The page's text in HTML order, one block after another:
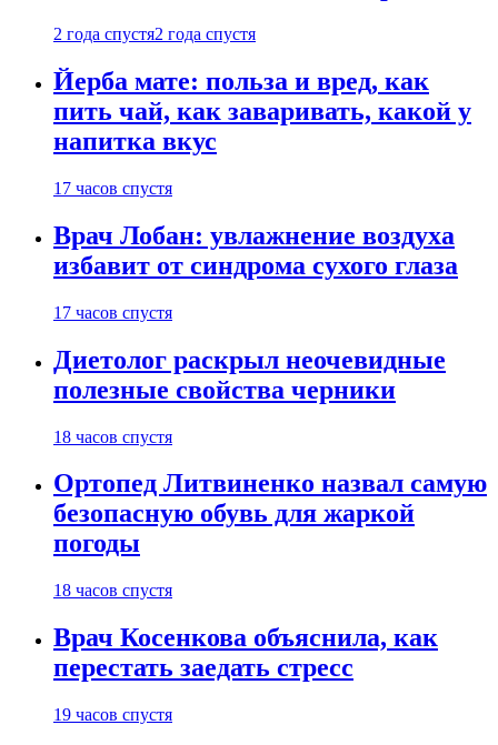
2 года спустя2 года спустя
Йерба мате: польза и вред, как
пить чай, как заваривать, какой у
напитка вкус
17 часов спустя
Врач Лобан: увлажнение воздуха
избавит от синдрома сухого глаза
17 часов спустя
Диетолог раскрыл неочевидные
полезные свойства черники
18 часов спустя
Ортопед Литвиненко назвал самую
безопасную обувь для жаркой
погоды
18 часов спустя
Врач Косенкова объяснила, как
перестать заедать стресс
19 часов спустя